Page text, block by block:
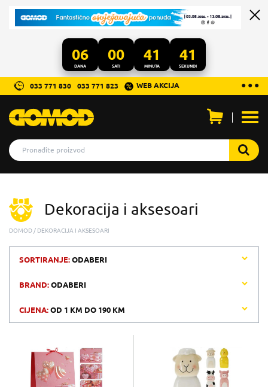
06
DANA
00
SATI
41
MINUTA
41
SEKUNDI
...
● ● ●
033 771 830 033 771 823 WEB AKCIJA
Dekoracija i aksesoari
DOMOD DEKORACIJA I AKSESOARI
SORTIRANJE:ODABERI
BRAND:ODABERI
CIJENA:OD 1 KM DO 190 KM